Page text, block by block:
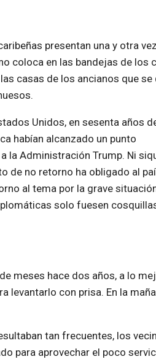
presentan una y otra
coloca en las bandejas de los
casas de los ancianos que
Unidos, en sesenta años
habían alcanzado un punto
la Administración Trump. Ni
de no retorno ha obligado al
al tema por la grave
solo fuesen
meses hace dos años, a lo
levantarlo con prisa. En la
tan frecuentes, los
para aprovechar el poco